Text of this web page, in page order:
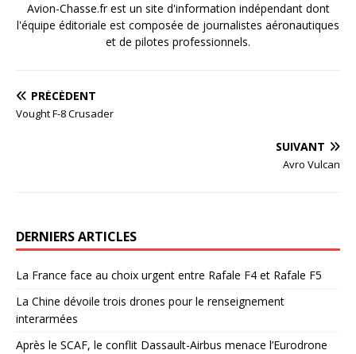
Avion-Chasse.fr est un site d'information indépendant dont
l'équipe éditoriale est composée de journalistes aéronautiques
et de pilotes professionnels.
PRÉCÉDENT
Vought F-8 Crusader
SUIVANT
Avro Vulcan
DERNIERS ARTICLES
La France face au choix urgent entre Rafale F4 et Rafale F5
La Chine dévoile trois drones pour le renseignement
interarmées
Après le SCAF, le conflit Dassault-Airbus menace l’Eurodrone